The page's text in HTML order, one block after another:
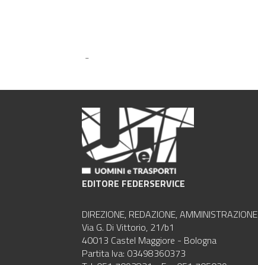
-
EDITORE FEDERSERVICE
DIREZIONE, REDAZIONE, AMMINISTRAZIONE
Via G. Di Vittorio, 21/b1
40013 Castel Maggiore - Bologna
Partita Iva: 03498360373